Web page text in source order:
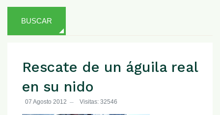
BUSCAR
Rescate de un águila real
en su nido
07 Agosto 2012 Visitas: 32546